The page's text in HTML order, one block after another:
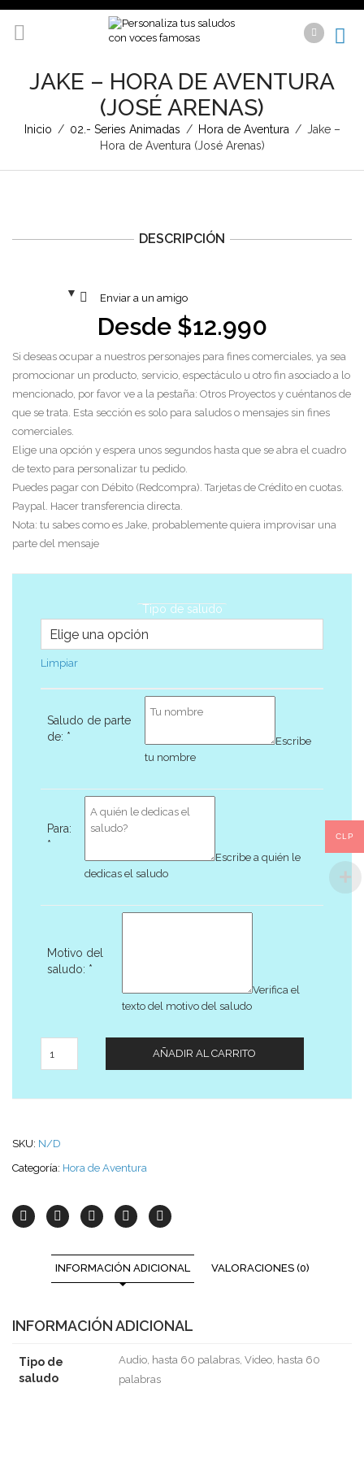
JAKE – HORA DE AVENTURA
(JOSÉ ARENAS)
Inicio / 02.- Series Animadas / Hora de Aventura / Jake –
Hora de Aventura (José Arenas)
DESCRIPCIÓN
Desde $12.990
Si deseas ocupar a nuestros personajes para fines comerciales, ya sea
promocionar un producto, servicio, espectáculo u otro fin asociado a lo
mencionado, por favor ve a la pestaña: Otros Proyectos y cuéntanos de
que se trata. Esta sección es solo para saludos o mensajes sin fines
comerciales.
Elige una opción y espera unos segundos hasta que se abra el cuadro
de texto para personalizar tu pedido.
Puedes pagar con Débito (Redcompra). Tarjetas de Crédito en cuotas.
Paypal. Hacer transferencia directa.
Nota: tu sabes como es Jake, probablemente quiera improvisar una
parte del mensaje
Tipo de saludo
Limpiar
Saludo de parte
de: *
Escribe
tu nombre
Para:
*
Escribe a quién le
dedicas el saludo
Motivo del
saludo: *
Verifica el
texto del motivo del saludo
AÑADIR AL CARRITO
Enviar a un amigo
SKU: N/D
Categoría: Hora de Aventura
INFORMACIÓN ADICIONAL VALORACIONES (0)
INFORMACIÓN ADICIONAL
Tipo de
saludo
Audio, hasta 60 palabras, Video, hasta 60
palabras
CLP